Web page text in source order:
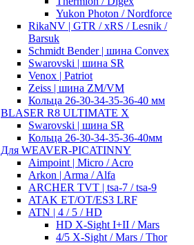
Yukon Photon / Nordforce
RikaNV | GTR / xRS / Lesnik /
Barsuk
Schmidt Bender | шина Convex
Swarovski | шина SR
Venox | Patriot
Zeiss | шина ZM/VM
Кольца 26-30-34-35-36-40 мм
BLASER R8 ULTIMATE X
Swarovski | шина SR
Кольца 26-30-34-35-36-40мм
Для WEAVER-PICATINNY
Aimpoint | Micro / Acro
Arkon | Arma / Alfa
ARCHER TVT | tsa-7 / tsa-9
ATAK ET/OT/ES3 LRF
ATN | 4 / 5 / HD
HD X-Sight I+II / Mars
4/5 X-Sight / Mars / Thor